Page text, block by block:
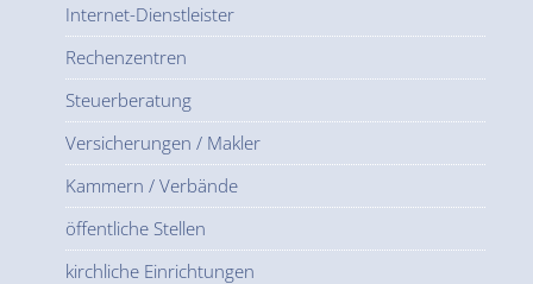
Internet-Dienstleister
Rechenzentren
Steuerberatung
Versicherungen / Makler
Kammern / Verbände
öffentliche Stellen
kirchliche Einrichtungen